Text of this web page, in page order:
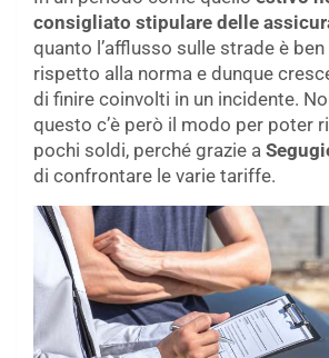
consigliato stipulare delle
quanto l’afflusso sulle strade è
rispetto alla norma e dunque
di finire coinvolti in un incidente.
questo c’è però il modo per poter
pochi soldi, perché grazie a
di confrontare le varie tariffe.